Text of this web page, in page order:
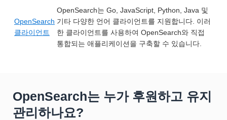
OpenSearch
클라이언트
OpenSearch는 Go, JavaScript, Python, Java 및
기타 다양한 언어 클라이언트를 지원합니다. 이러
한 클라이언트를 사용하여 OpenSearch와 직접
통합되는 애플리케이션을 구축할 수 있습니다.
OpenSearch는 누가 후원하고 유지
관리하나요?